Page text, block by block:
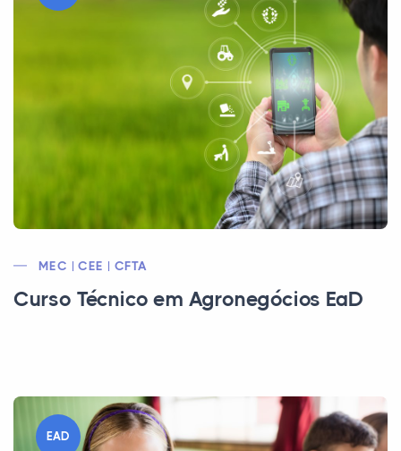
MEC | CEE | CFTA
Curso Técnico em Agronegócios EaD
EAD